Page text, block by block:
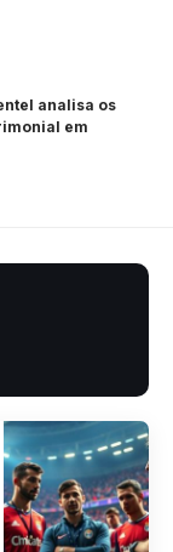
analisa os
em